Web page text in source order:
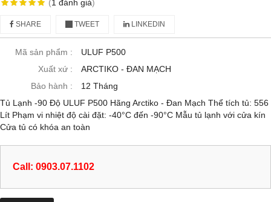
(1 đánh giá)
SHARE TWEET LINKEDIN
Mã sản phẩm :
ULUF P500
Xuất xứ :
ARCTIKO - ĐAN MẠCH
Bảo hành :
12 Tháng
Tủ Lạnh -90 Độ ULUF P500 Hãng Arctiko - Đan Mạch Thể tích tủ: 556
Lít Phạm vi nhiệt độ cài đặt: -40°C đến -90°C Mẫu tủ lạnh với cửa kín
Cửa tủ có khóa an toàn
Call: 0903.07.1102